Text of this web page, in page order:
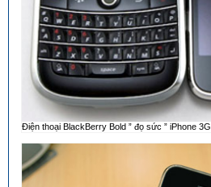
Điện thoại BlackBerry Bold ” đọ sức ” iPhone 3G